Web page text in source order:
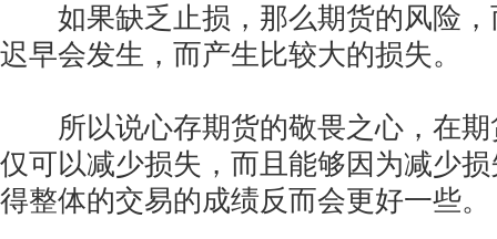
如果缺乏止损，那么期货的风险，
迟早会发生，而产生比较大的损失。
所以说心存期货的敬畏之心，在期
仅可以减少损失，而且能够因为减少
得整体的交易的成绩反而会更好一些。